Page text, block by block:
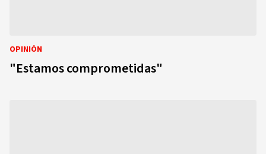
OPINIÓN
"Estamos comprometidas"